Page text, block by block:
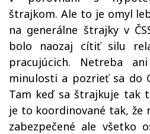
štrajkom. Ale to je omyl
na generálne štrajky v
bolo naozaj cítiť silu
pracujúcich. Netreba
minulosti a pozrieť sa do
Tam keď sa štrajkuje tak
je to koordinované tak, že
zabezpečené ale všetko